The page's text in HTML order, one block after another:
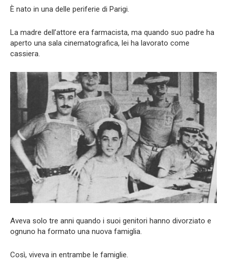
È nato in una delle periferie di Parigi.
La madre dell’attore era farmacista, ma quando suo padre ha
aperto una sala cinematografica, lei ha lavorato come
cassiera.
Aveva solo tre anni quando i suoi genitori hanno divorziato e
ognuno ha formato una nuova famiglia.
Così, viveva in entrambe le famiglie.